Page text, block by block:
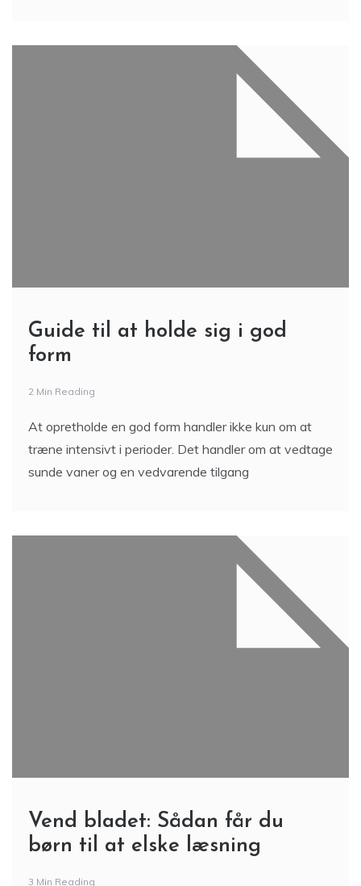
Guide til at holde sig i god
form
2 Min Reading
At opretholde en god form handler ikke kun om at
træne intensivt i perioder. Det handler om at vedtage
sunde vaner og en vedvarende tilgang
Vend bladet: Sådan får du
børn til at elske læsning
3 Min Reading